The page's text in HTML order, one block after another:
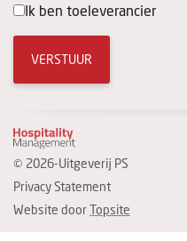
Ik ben toeleverancier
VERSTUUR
© 2026-Uitgeverij PS
Privacy Statement
Website doorTopsite